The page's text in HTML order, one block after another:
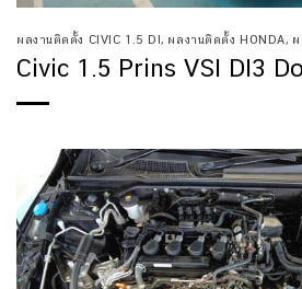
ผลงานติดตั้ง CIVIC 1.5 DI, ผลงานติดตั้ง HONDA,
Civic 1.5 Prins VSI DI3